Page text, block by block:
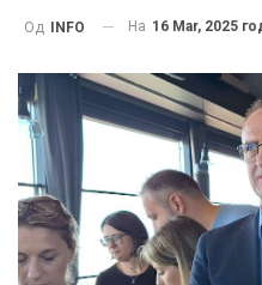
Од INFO На 16 Mar, 2025